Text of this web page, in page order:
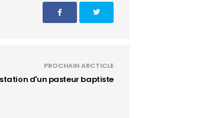
PROCHAIN ARCTICLE
d'un pasteur baptiste